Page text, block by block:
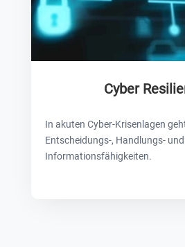
Cyber
In akuten Cyber-Krisenlagen
Entscheidungs-, Handlungs- und
Informationsfähigkeiten.